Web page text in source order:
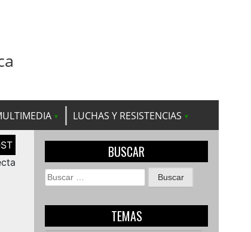
LUCHAS Y RESISTENCIAS
BUSCAR
Buscar:
TEMAS